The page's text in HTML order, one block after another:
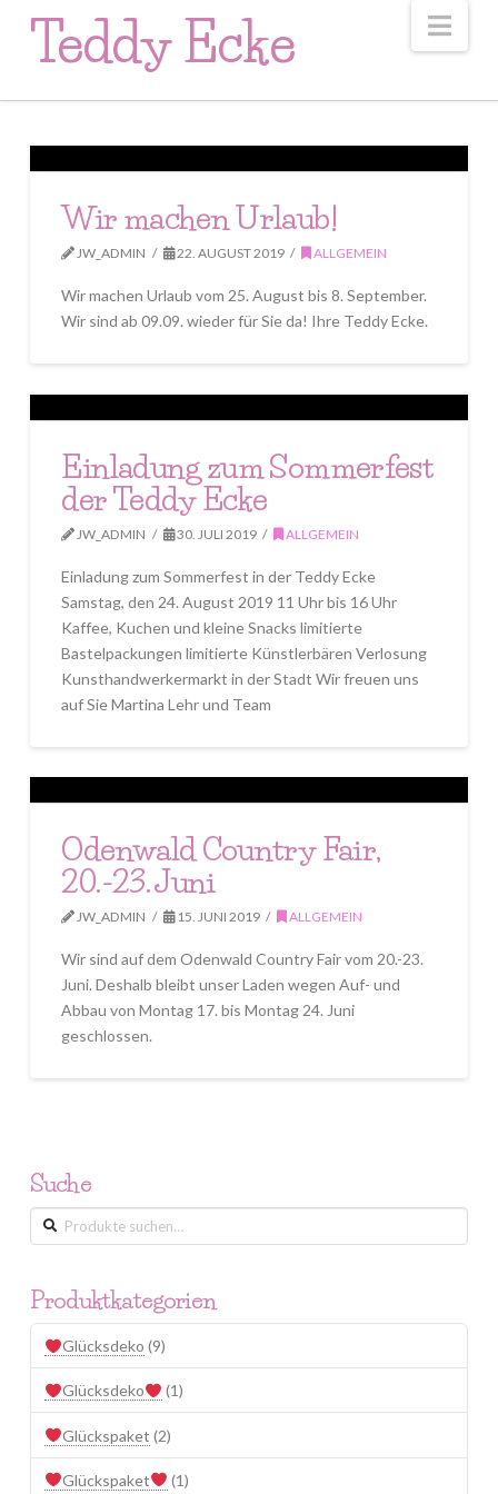
Teddy Ecke
Wir machen Urlaub!
JW_ADMIN 22. AUGUST 2019 ALLGEMEIN
Wir machen Urlaub vom 25. August bis 8. September.
Wir sind ab 09.09. wieder für Sie da! Ihre Teddy Ecke.
Einladung zum Sommerfest
der Teddy Ecke
JW_ADMIN 30. JULI 2019 ALLGEMEIN
Einladung zum Sommerfest in der Teddy Ecke
Samstag, den 24. August 2019 11 Uhr bis 16 Uhr
Kaffee, Kuchen und kleine Snacks limitierte
Bastelpackungen limitierte Künstlerbären Verlosung
Kunsthandwerkermarkt in der Stadt Wir freuen uns
auf Sie Martina Lehr und Team
Odenwald Country Fair,
20.-23. Juni
JW_ADMIN 15. JUNI 2019 ALLGEMEIN
Wir sind auf dem Odenwald Country Fair vom 20.-23.
Juni. Deshalb bleibt unser Laden wegen Auf- und
Abbau von Montag 17. bis Montag 24. Juni
geschlossen.
Suche
Suche
nach:
Produktkategorien
Glücksdeko (9)
Glücksdeko (1)
Glückspaket (2)
Glückspaket (1)